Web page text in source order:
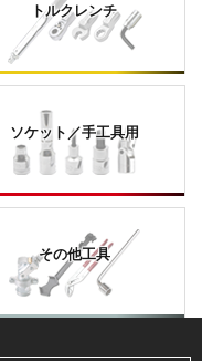
トルクレンチ
ソケット／手工具用
その他工具